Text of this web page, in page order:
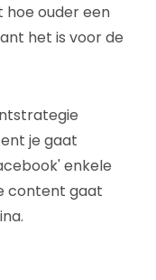
hoe ouder een
het is voor de
je gaat
enkele
content gaat